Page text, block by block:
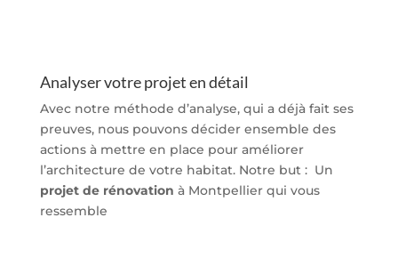
Analyser votre projet en détail
Avec notre méthode d’analyse, qui a déjà fait ses
preuves, nous pouvons décider ensemble des
actions à mettre en place pour améliorer
l’architecture de votre habitat. Notre but : Un
projet de rénovation à Montpellier qui vous
ressemble